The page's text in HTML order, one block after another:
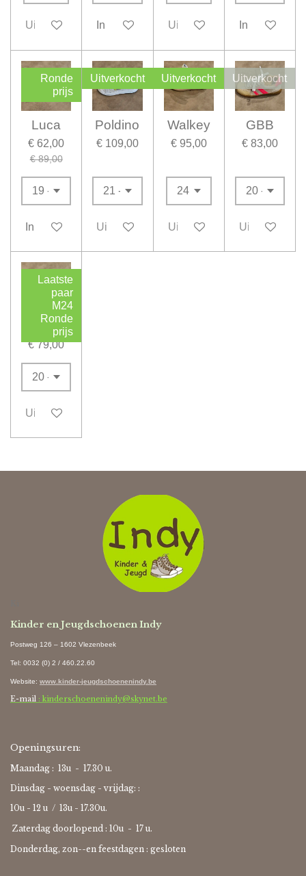
Uitverkocht In winkelwagenUitverkocht In
Ronde
prijs
Luca
€ 62,00
€ 89,00
In winkelwagen
Uitverkocht
Poldino
€ 109,00
Uitverkocht
Uitverkocht
Walkey
€ 95,00
Uitverkocht
Uitverkocht
GBB
€ 83,00
Uitverkocht
Laatste
paar
M24
Ronde
prijs
GBB
€ 79,00
Uitverkocht
Kinder en Jeugdschoenen Indy
Postweg 126 – 1602 Vlezenbeek
Tel: 0032 (0) 2 / 460.22.60
Website: www.kinder-jeugdschoenenindy.be
E-mail : kinderschoenenindy@skynet.be
Openingsuren:
Maandag : 13u - 17.30 u.
Dinsdag - woensdag - vrijdag: :
10u - 12 u / 13u - 17.30u.
Zaterdag doorlopend : 10u - 17 u.
Donderdag, zon--en feestdagen : gesloten